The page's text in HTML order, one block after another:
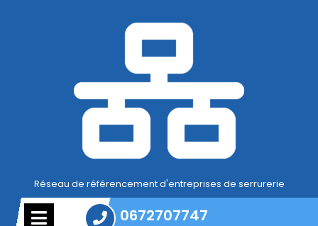
Réseau de référencement d'entreprises de serrurerie
0672707747